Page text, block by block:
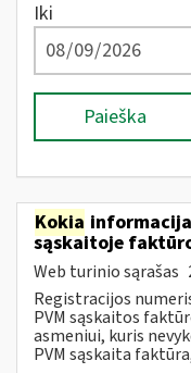
Iki
Paieška
Kokia
sąskaitoje
Web turinio sąrašas
Registracijos
PVM sąskaitos
asmeniui, kuris
PVM sąskaita